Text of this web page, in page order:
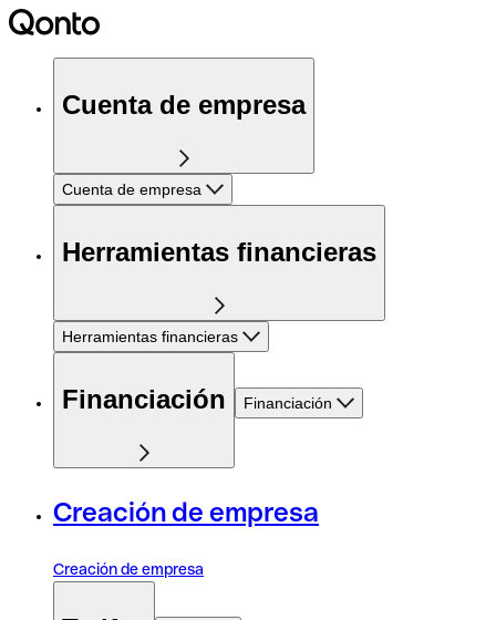
Cuenta de empresa
Cuenta de empresa
Herramientas financieras
Herramientas financieras
Financiación Financiación
Creación de empresa
Creación de empresa